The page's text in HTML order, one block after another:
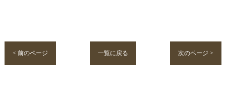
< 前のページ 一覧に戻る 次のページ >